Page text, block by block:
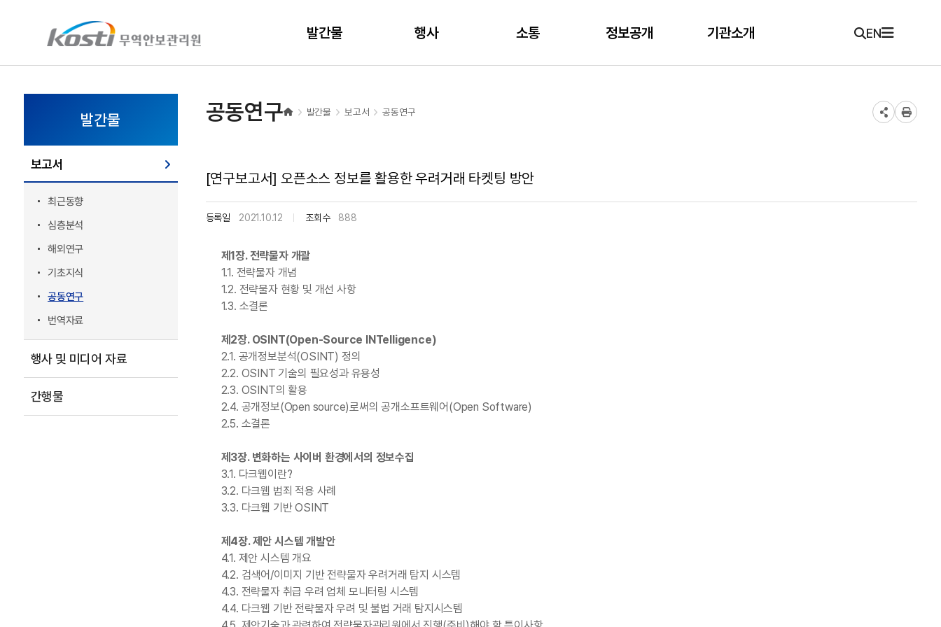
KOSTI 메인 페이지로 이동 발간물 행사 소통 정보공개 기관소개 EN
공동연구 발간물 보고서 공동연구
[연구보고서] 오픈소스 정보를 활용한 우려거래 타켓팅 방안
등록일 2021.10.12 조회수 888
제1장. 전략물자 개괄
1.1. 전략물자 개념
1.2. 전략물자 현황 및 개선 사항
1.3. 소결론
제2장. OSINT(Open-Source INTelligence)
2.1. 공개정보분석(OSINT) 정의
2.2. OSINT 기술의 필요성과 유용성
2.3. OSINT의 활용
2.4. 공개정보(Open source)로써의 공개소프트웨어(Open Software)
2.5. 소결론
제3장. 변화하는 사이버 환경에서의 정보수집
3.1. 다크웹이란?
3.2. 다크웹 범죄 적용 사례
3.3. 다크웹 기반 OSINT
제4장. 제안 시스템 개발안
4.1. 제안 시스템 개요
4.2. 검색어/이미지 기반 전략물자 우려거래 탐지 시스템
4.3. 전략물자 취급 우려 업체 모니터링 시스템
4.4. 다크웹 기반 전략물자 우려 및 불법 거래 탐지시스템
발간물
보고서
최근동향
심층분석
해외연구
기초지식
공동연구
번역자료
행사 및 미디어 자료
간행물